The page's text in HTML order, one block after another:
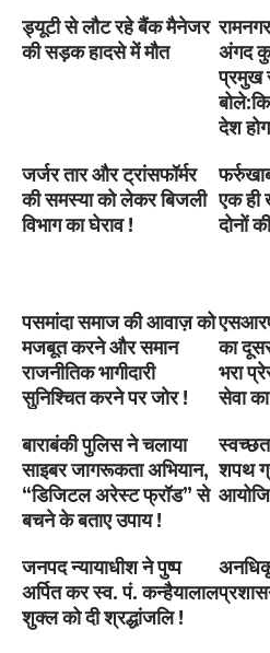
ड्यूटी से लौट रहे बैंक मैनेजर
की सड़क हादसे में मौत
अंगद
प्रमुख
देश
जर्जर तार और ट्रांसफॉर्मर
की समस्या को लेकर बिजली
विभाग का घेराव !
एक
दोनों
पसमांदा समाज की आवाज़ को
मजबूत करने और समान
राजनीतिक भागीदारी
सुनिश्चित करने पर जोर !
का
भरा
सेवा
बाराबंकी पुलिस ने चलाया
साइबर जागरूकता अभियान,
“डिजिटल अरेस्ट फ्रॉड” से
बचने के बताए उपाय !
शपथ
जनपद न्यायाधीश ने पुष्प
अर्पित कर स्व. पं. कन्हैयालाल
शुक्ल को दी श्रद्धांजलि !